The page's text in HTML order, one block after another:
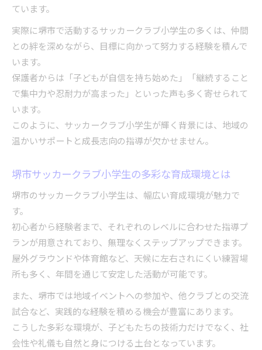
ています。
実際に堺市で活動するサッカークラブ小学生の多くは、仲間
との絆を深めながら、目標に向かって努力する経験を積んで
います。
保護者からは「子どもが自信を持ち始めた」「継続すること
で集中力や忍耐力が高まった」といった声も多く寄せられて
います。
このように、サッカークラブ小学生が輝く背景には、地域の
温かいサポートと成長志向の指導が欠かせません。
堺市サッカークラブ小学生の多彩な育成環境とは
堺市のサッカークラブ小学生は、幅広い育成環境が魅力で
す。
初心者から経験者まで、それぞれのレベルに合わせた指導プ
ランが用意されており、無理なくステップアップできます。
屋外グラウンドや体育館など、天候に左右されにくい練習場
所も多く、年間を通じて安定した活動が可能です。
また、堺市では地域イベントへの参加や、他クラブとの交流
試合など、実践的な経験を積める機会が豊富にあります。
こうした多彩な環境が、子どもたちの技術力だけでなく、社
会性や礼儀も自然と身につける土台となっています。